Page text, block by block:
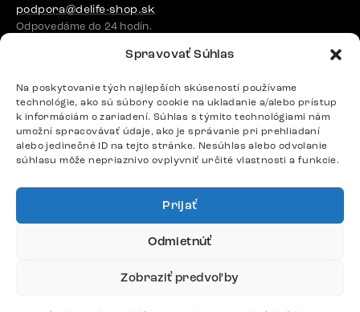
Spravovať Súhlas
Na poskytovanie tých najlepších skúseností používame
technológie, ako sú súbory cookie na ukladanie a/alebo prístup
k informáciám o zariadení. Súhlas s týmito technológiami nám
umožní spracovávať údaje, ako je správanie pri prehliadaní
alebo jedinečné ID na tejto stránke. Nesúhlas alebo odvolanie
súhlasu môže nepriaznivo ovplyvniť určité vlastnosti a funkcie.
Prijať
Odmietnúť
Zobraziť predvoľby
podpora@delife-shop.sk
Odpovedáme do 24 hodín.
Google recenzie
4,8